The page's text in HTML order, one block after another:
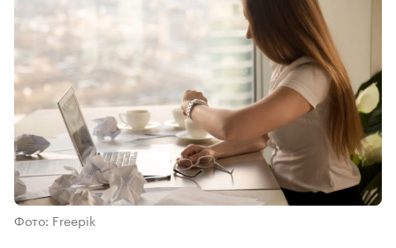
Фото: Freepik